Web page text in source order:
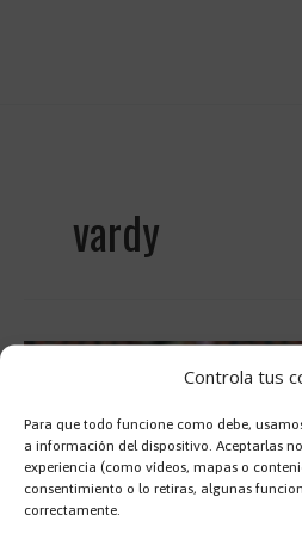
Controla tus
Para que todo funcione como debe,
a información del dispositivo. Aceptarlas
experiencia (como vídeos, mapas o
consentimiento o lo retiras, algunas
correctamente.
vardy